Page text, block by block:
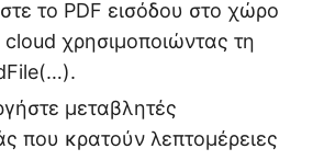
το PDF εισόδου στο χώρο
χρησιμοποιώντας τη
μεταβλητές
που κρατούν λεπτομέρειες